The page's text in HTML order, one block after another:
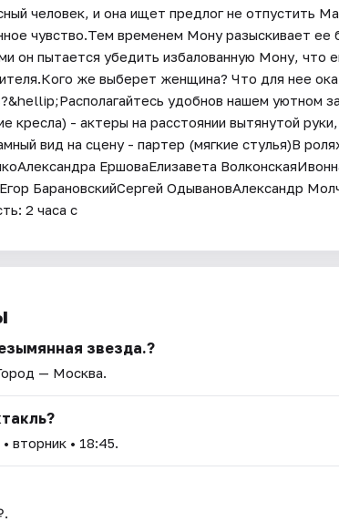
человек, и она ищет предлог не отпустить
чувство.Тем временем Мону разыскивает ее
он пытается убедить избалованную Мону, что
же выберет женщина? Что для нее
удобнов нашем уютном
- актеры на расстоянии вытянутой
вид на сцену - партер (мягкие стулья)В
ЕршоваЕлизавета
БарановскийСергей ОдывановАлександр
2 часа с
звезда.?
— Москва.
• вторник • 18:45.